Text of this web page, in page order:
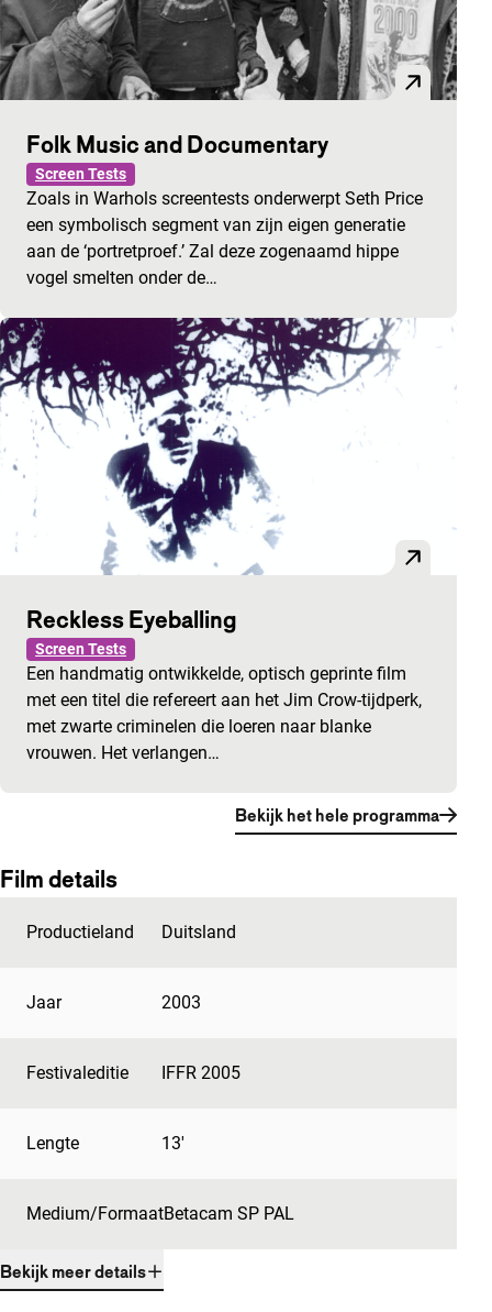
Folk Music and Documentary
Screen Tests
Zoals in Warhols screentests onderwerpt Seth Price
een symbolisch segment van zijn eigen generatie
aan de ‘portretproef.’ Zal deze zogenaamd hippe
vogel smelten onder de…
Reckless Eyeballing
Screen Tests
Een handmatig ontwikkelde, optisch geprinte film
met een titel die refereert aan het Jim Crow-tijdperk,
met zwarte criminelen die loeren naar blanke
vrouwen. Het verlangen…
Bekijk het hele programma
Film details
Productieland Duitsland
Jaar 2003
Festivaleditie IFFR 2005
Lengte 13'
Medium/FormaatBetacam SP PAL
Bekijk meer details